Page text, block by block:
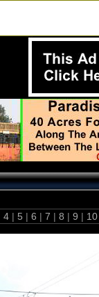
4 | 5 | 6 | 7 | 8 | 9 |